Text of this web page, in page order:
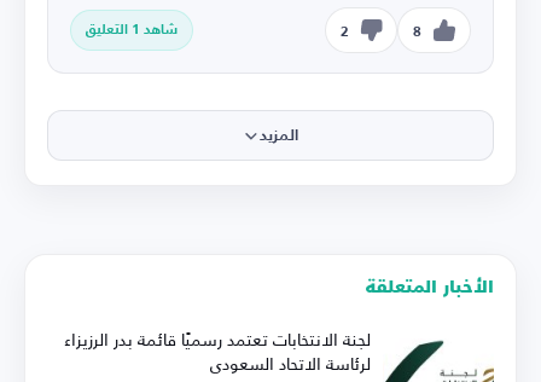
8
2 شاهد 1 التعليق
المزيد
الأخبار المتعلقة
لجنة الانتخابات تعتمد رسميًا قائمة بدر الرزيزاء
لرئاسة الاتحاد السعودي